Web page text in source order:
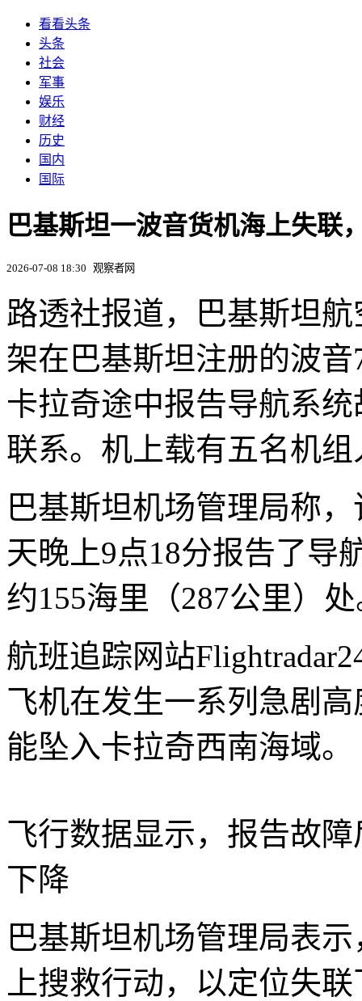
看看头条
头条
社会
军事
娱乐
财经
历史
国内
国际
巴基斯坦一波音货机海上失联
2026-07-08 18:30 观察者网
路透社报道，巴基斯坦
架在巴基斯坦注册的波
卡拉奇途中报告导航系
联系。机上载有五名机组
巴基斯坦机场管理局称
天晚上9点18分报告了导
约155海里（287公里）
航班追踪网站
飞机在发生一系列急剧
能坠入卡拉奇西南海域。
飞行数据显示，报告故
下降
巴基斯坦机场管理局表
上搜救行动，以定位失